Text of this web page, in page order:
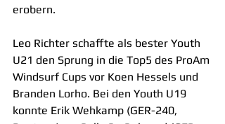
erobern.
Leo Richter schaffte als bester Youth
U21 den Sprung in die Top5 des ProAm
Windsurf Cups vor Koen Hessels und
Branden Lorho. Bei den Youth U19
konnte Erik Wehkamp (GER-240,